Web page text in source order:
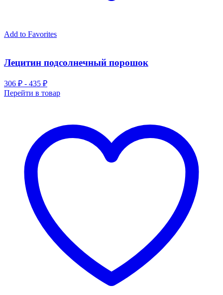
Add to Favorites
Лецитин подсолнечный порошок
306 ₽ - 435 ₽
Перейти в товар